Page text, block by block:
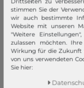
Jobs
Unsere Stores
Mein Konto
Login
stimmen Sie der
wir auch bestimmte
Website mit unseren
"Weitere
zulassen möchten.
Wirkung für die Zukunft
von uns verwendeten
Sie hier: